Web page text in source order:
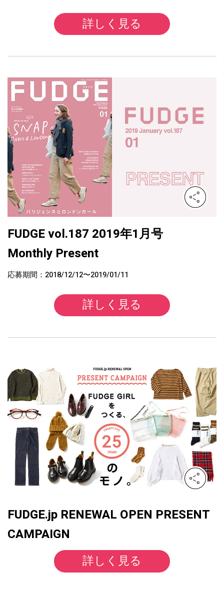
詳しく見る
FUDGE vol.187 2019年1月号
Monthly Present
応募期間：2018/12/12〜2019/01/11
詳しく見る
FUDGE.jp RENEWAL OPEN PRESENT
CAMPAIGN
詳しく見る